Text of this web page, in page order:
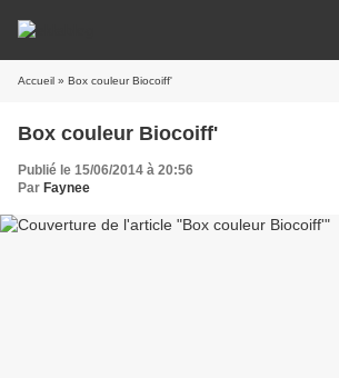
Accueil » Box couleur Biocoiff'
Box couleur Biocoiff'
Publié le 15/06/2014 à 20:56
Par Faynee